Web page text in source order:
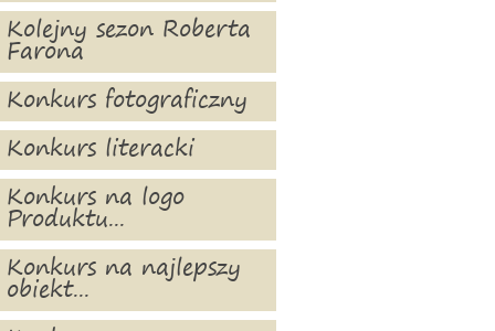
Kolejny sezon Roberta
Farona
Konkurs fotograficzny
Konkurs literacki
Konkurs na logo
Produktu...
Konkurs na najlepszy
obiekt...